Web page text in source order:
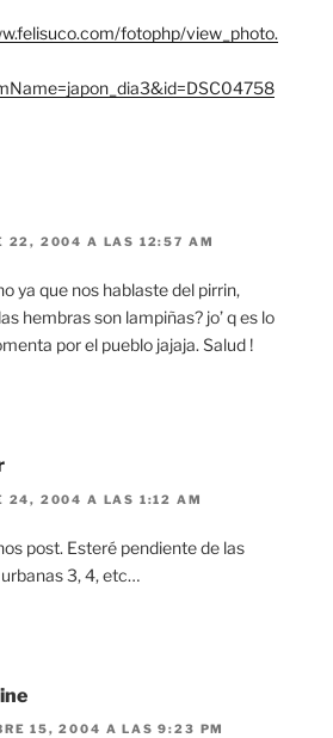
fotophp/view_photo.
22, 2004 A LAS 12:57 AM
ya que nos hablaste del pirrin,
hembras son lampiñas? jo’ q es lo
por el pueblo jajaja. Salud !
24, 2004 A LAS 1:12 AM
post. Esteré pendiente de las
3, 4, etc…
15, 2004 A LAS 9:23 PM